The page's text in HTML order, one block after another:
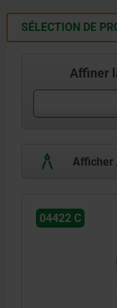
SÉLECTION DE
Affiner
Afficher
04422 C